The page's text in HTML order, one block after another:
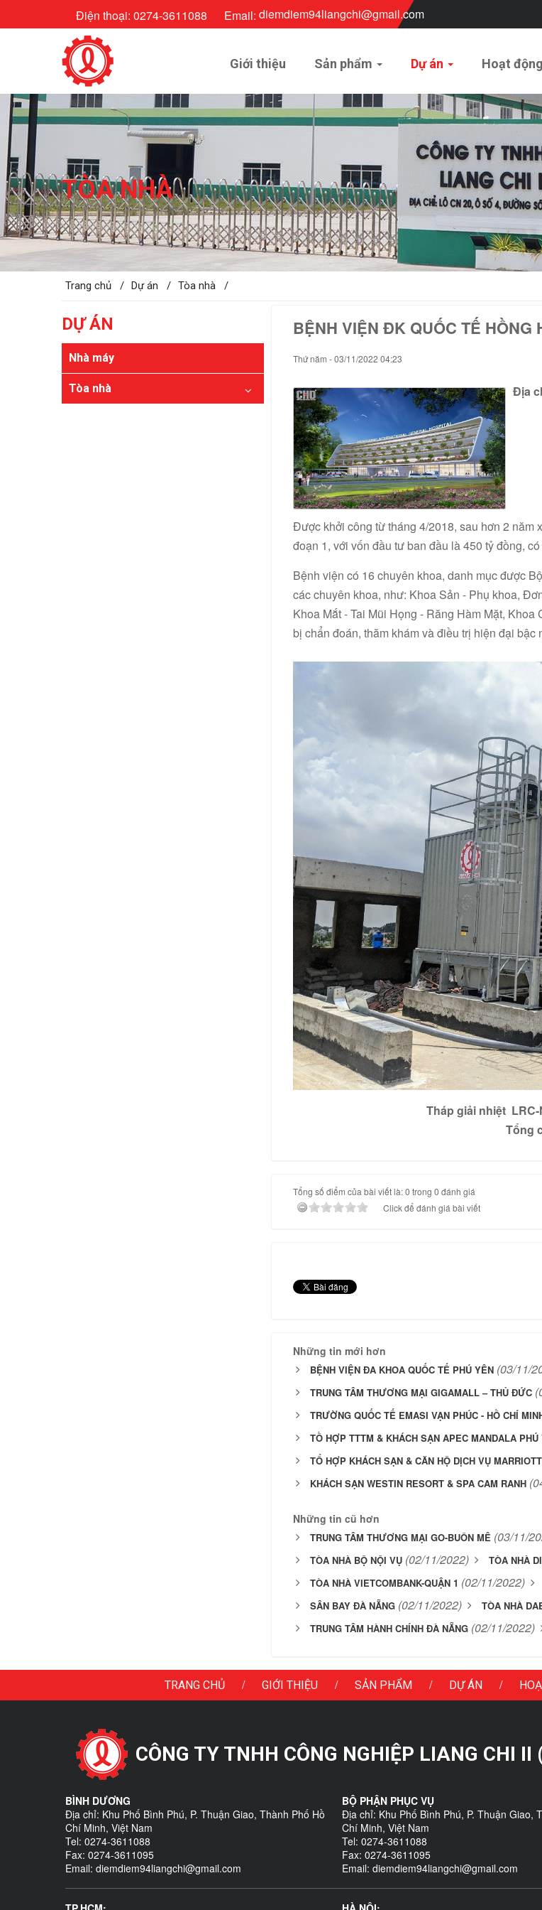
Điện thoại: 0274-3611088 Email: diemdiem94liangchi@gmail.com
Giới thiệu Sản phẩm Dự án Hoạt động
TÒA NHÀ
Trang chủ / Dự án / Tòa nhà /
BỆNH VIỆN ĐK QUỐC TẾ HỒNG
Thứ năm - 03/11/2022 04:23
Địa
Được khởi công từ tháng 4/2018, sau hơn 2
đoạn 1, với vốn đầu tư ban đầu là 450 tỷ đồng,
Bệnh viện có 16 chuyên khoa, danh mục được
các chuyên khoa, như: Khoa Sản - Phụ khoa,
Khoa Mắt - Tai Mũi Họng - Răng Hàm Mặt,
bị chẩn đoán, thăm khám và điều trị hiện đại bậc
Tháp giải nhiệt LRC-
Tổng
Tổng số điểm của bài viết là: 0 trong 0 đánh giá
Click để đánh giá bài viết
Những tin mới hơn
BỆNH VIỆN ĐA KHOA QUỐC TẾ PHÚ YÊN (03/11/
TRUNG TÂM THƯƠNG MẠI GIGAMALL – THỦ ĐỨC
TRƯỜNG QUỐC TẾ EMASI VẠN PHÚC - HỒ CHÍ
TỒ HỢP TTTM & KHÁCH SẠN APEC MANDALA PHÚ
TỔ HỢP KHÁCH SẠN & CĂN HỘ DỊCH VỤ
KHÁCH SẠN WESTIN RESORT & SPA CAM RANH
Những tin cũ hơn
TRUNG TÂM THƯƠNG MẠI GO-BUÔN MÊ (03/11/
TÒA NHÀ BỘ NỘI VỤ (02/11/2022) TÒA NHÀ
TÒA NHÀ VIETCOMBANK-QUẬN 1 (02/11/2022)
SÂN BAY ĐÀ NẴNG (02/11/2022) TÒA NHÀ
TRUNG TÂM HÀNH CHÍNH ĐÀ NẴNG (02/11/2022)
DỰ ÁN
Nhà máy
Tòa nhà
TRANG CHỦ / GIỚI THIỆU / SẢN PHẨM / DỰ ÁN /
CÔNG TY TNHH CÔNG NGHIỆP LIANG CHI
BÌNH DƯƠNG
Địa chỉ: Khu Phố Bình Phú, P. Thuận Giao, Thành Phố Hồ
Chí Minh, Việt Nam
Tel: 0274-3611088
Fax: 0274-3611095
Email: diemdiem94liangchi@gmail.com
BỘ PHẬN PHỤC VỤ
Địa chỉ: Khu Phố Bình Phú, P. Thuận Giao,
Chí Minh, Việt Nam
Tel: 0274-3611088
Fax: 0274-3611095
Email: diemdiem94liangchi@gmail.com